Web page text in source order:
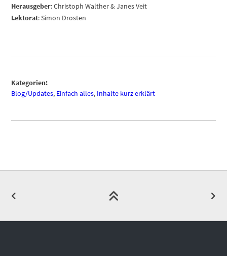
Herausgeber: Christoph Walther & Janes Veit
Lektorat: Simon Drosten
Kategorien:
Blog/Updates, Einfach alles, Inhalte kurz erklärt